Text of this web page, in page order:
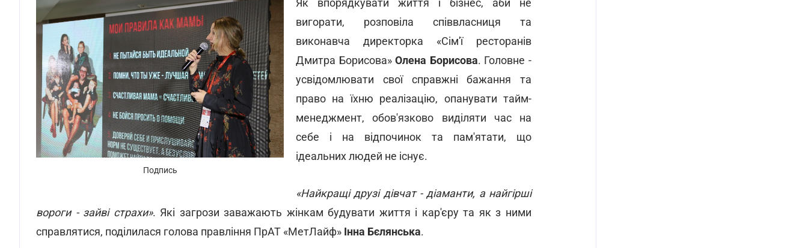
Подпись
Як впорядкувати життя і бізнес, аби не
вигорати, розповіла співвласниця та
виконавча директорка «Сім'ї ресторанів
Дмитра Борисова»Олена Борисова. Головне -
усвідомлювати свої справжні бажання та
право на їхню реалізацію, опанувати тайм-
менеджмент, обов'язково виділяти час на
себе і на відпочинок та пам'ятати, що
ідеальних людей не існує.
«Найкращі друзі дівчат - діаманти, а найгірші
вороги - зайві страхи». Які загрози заважають жінкам будувати життя і кар'єру та як з ними
справлятися, поділилася голова правління ПрАТ «МетЛайф» Інна Бєлянська.